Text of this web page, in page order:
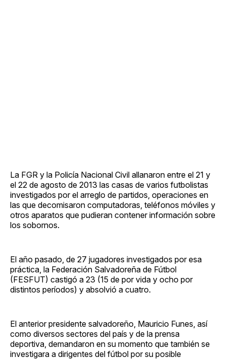
La FGR y la Policía Nacional Civil allanaron entre el 21 y
el 22 de agosto de 2013 las casas de varios futbolistas
investigados por el arreglo de partidos, operaciones en
las que decomisaron computadoras, teléfonos móviles y
otros aparatos que pudieran contener información sobre
los sobornos.
El año pasado, de 27 jugadores investigados por esa
práctica, la Federación Salvadoreña de Fútbol
(FESFUT) castigó a 23 (15 de por vida y ocho por
distintos períodos) y absolvió a cuatro.
El anterior presidente salvadoreño, Mauricio Funes, así
como diversos sectores del país y de la prensa
deportiva, demandaron en su momento que también se
investigara a dirigentes del fútbol por su posible